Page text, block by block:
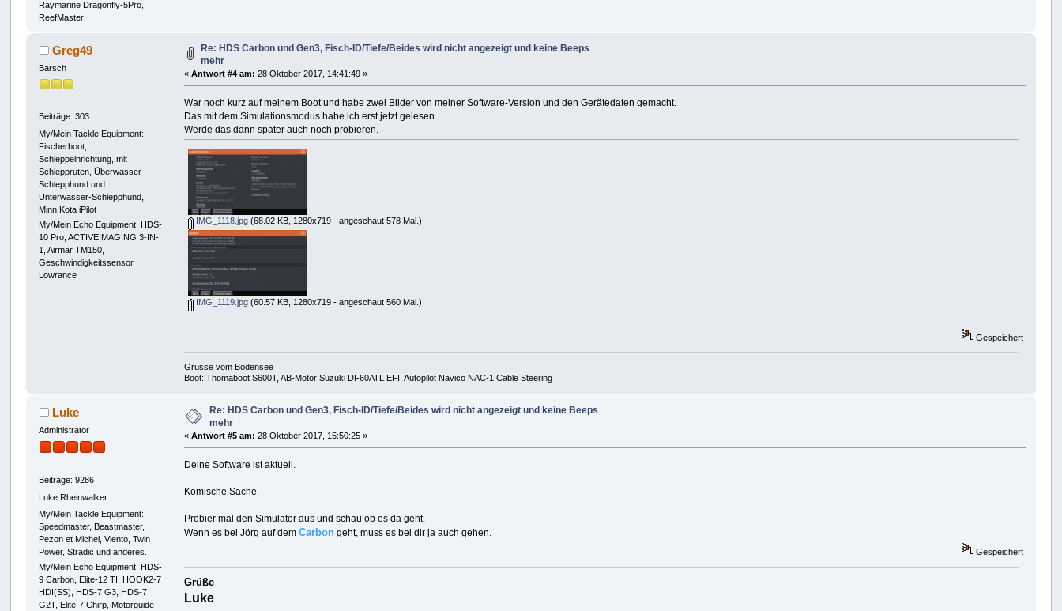
Raymarine Dragonfly-5Pro,
ReefMaster
Greg49
Barsch
Beiträge: 303
My/Mein Tackle Equipment:
Fischerboot,
Schleppeinrichtung, mit
Schleppruten, Überwasser-
Schlepphund und
Unterwasser-Schlepphund,
Minn Kota iPilot
My/Mein Echo Equipment: HDS-
10 Pro, ACTIVEIMAGING 3-IN-
1, Airmar TM150,
Geschwindigkeitssensor
Lowrance
Re: HDS Carbon und Gen3, Fisch-ID/Tiefe/Beides wird nicht angezeigt und keine Beeps
mehr
«Antwort #4 am: 28 Oktober 2017, 14:41:49 »
War noch kurz auf meinem Boot und habe zwei Bilder von meiner Software-Version und den Gerätedaten gemacht.
Das mit dem Simulationsmodus habe ich erst jetzt gelesen.
Werde das dann später auch noch probieren.
IMG_1118.jpg (68.02 KB, 1280x719 - angeschaut 578 Mal.)
IMG_1119.jpg (60.57 KB, 1280x719 - angeschaut 560 Mal.)
Gespeichert
Grüsse vom Bodensee
Boot: Thomaboot S600T, AB-Motor:Suzuki DF60ATL EFI, Autopilot Navico NAC-1 Cable Steering
Luke
Administrator
Beiträge: 9286
Luke Rheinwalker
My/Mein Tackle Equipment:
Speedmaster, Beastmaster,
Pezon et Michel, Viento, Twin
Power, Stradic und anderes.
My/Mein Echo Equipment: HDS-
9 Carbon, Elite-12 TI, HOOK2-7
HDI(SS), HDS-7 G3, HDS-7
G2T, Elite-7 Chirp, Motorguide
Re: HDS Carbon und Gen3, Fisch-ID/Tiefe/Beides wird nicht angezeigt und keine Beeps
mehr
«Antwort #5 am: 28 Oktober 2017, 15:50:25 »
Deine Software ist aktuell.
Komische Sache.
Probier mal den Simulator aus und schau ob es da geht.
Wenn es bei Jörg auf demCarbon geht, muss es bei dir ja auch gehen.
Gespeichert
Grüße
Luke